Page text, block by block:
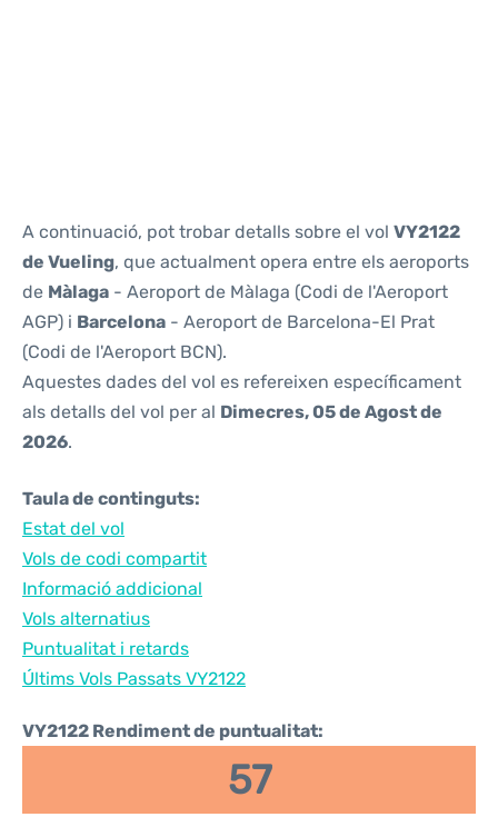
A continuació, pot trobar detalls sobre el vol VY2122
de Vueling, que actualment opera entre els aeroports
de Màlaga - Aeroport de Màlaga (Codi de l'Aeroport
AGP) i Barcelona - Aeroport de Barcelona-El Prat
(Codi de l'Aeroport BCN).
Aquestes dades del vol es refereixen específicament
als detalls del vol per al Dimecres, 05 de Agost de
2026.
Taula de continguts:
Estat del vol
Vols de codi compartit
Informació addicional
Vols alternatius
Puntualitat i retards
Últims Vols Passats VY2122
VY2122 Rendiment de puntualitat:
57